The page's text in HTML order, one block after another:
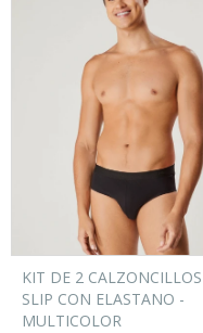
KIT DE 2 CALZONCILLOS
SLIP CON ELASTANO -
MULTICOLOR